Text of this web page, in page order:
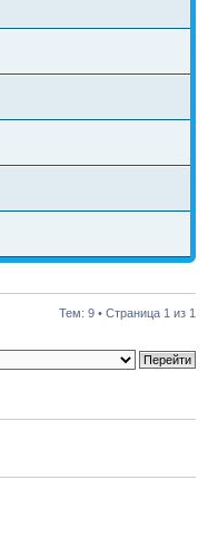
Тем: 9 • Страница 1 из 1